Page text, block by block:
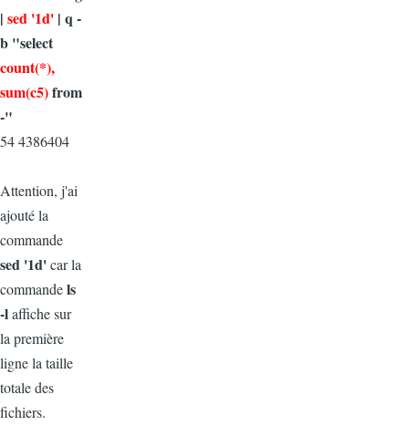
| sed '1d' | q -
b "select
count(*),
sum(c5)from
-"
54 4386404
Attention, j'ai
ajouté la
commande
sed '1d'car la
commandels
-laffiche sur
la première
ligne la taille
totale des
fichiers.